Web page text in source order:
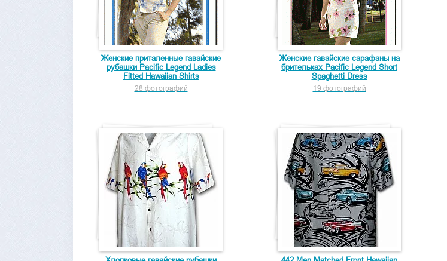
Женские приталенные гавайские
рубашки Pacific Legend Ladies
Fitted Hawaiian Shirts
28 фотографий
Женские гавайские сарафаны на
брительках Pacific Legend Short
Spaghetti Dress
19 фотографий